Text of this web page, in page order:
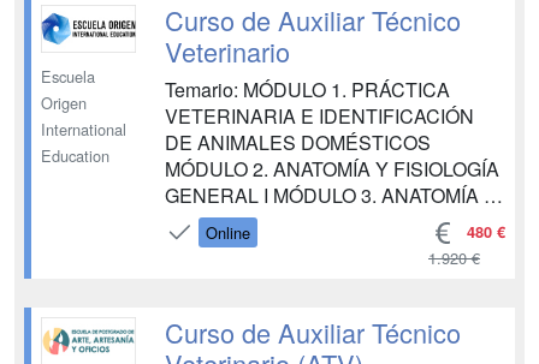
eficiente en el mundo laboral ...
Escuela
Origen
International
Education
Curso de Auxiliar Técnico
Veterinario
Temario: MÓDULO 1. PRÁCTICA
VETERINARIA E IDENTIFICACIÓN
DE ANIMALES DOMÉSTICOS
MÓDULO 2. ANATOMÍA Y FISIOLOGÍA
GENERAL I MÓDULO 3. ANATOMÍA Y
FISIOLOGÍA GENERAL II MÓDULO 4.
MEDICINA MÓDULO 5. PRIMEROS
MÓDULO 7. EXPLORACIÓN DEL
ANIMAL PARA SU DIAGNÓSTICO
Online 480 €
1.920 €
Curso de Auxiliar Técnico